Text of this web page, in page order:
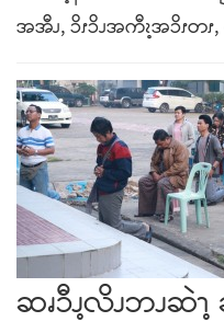
အအီၪ, ၥိၭၥိၪအကီၩ့အၥိၭတၭ,
ဆၧၥီၪ့လိၪဘၪဆဲၫ့